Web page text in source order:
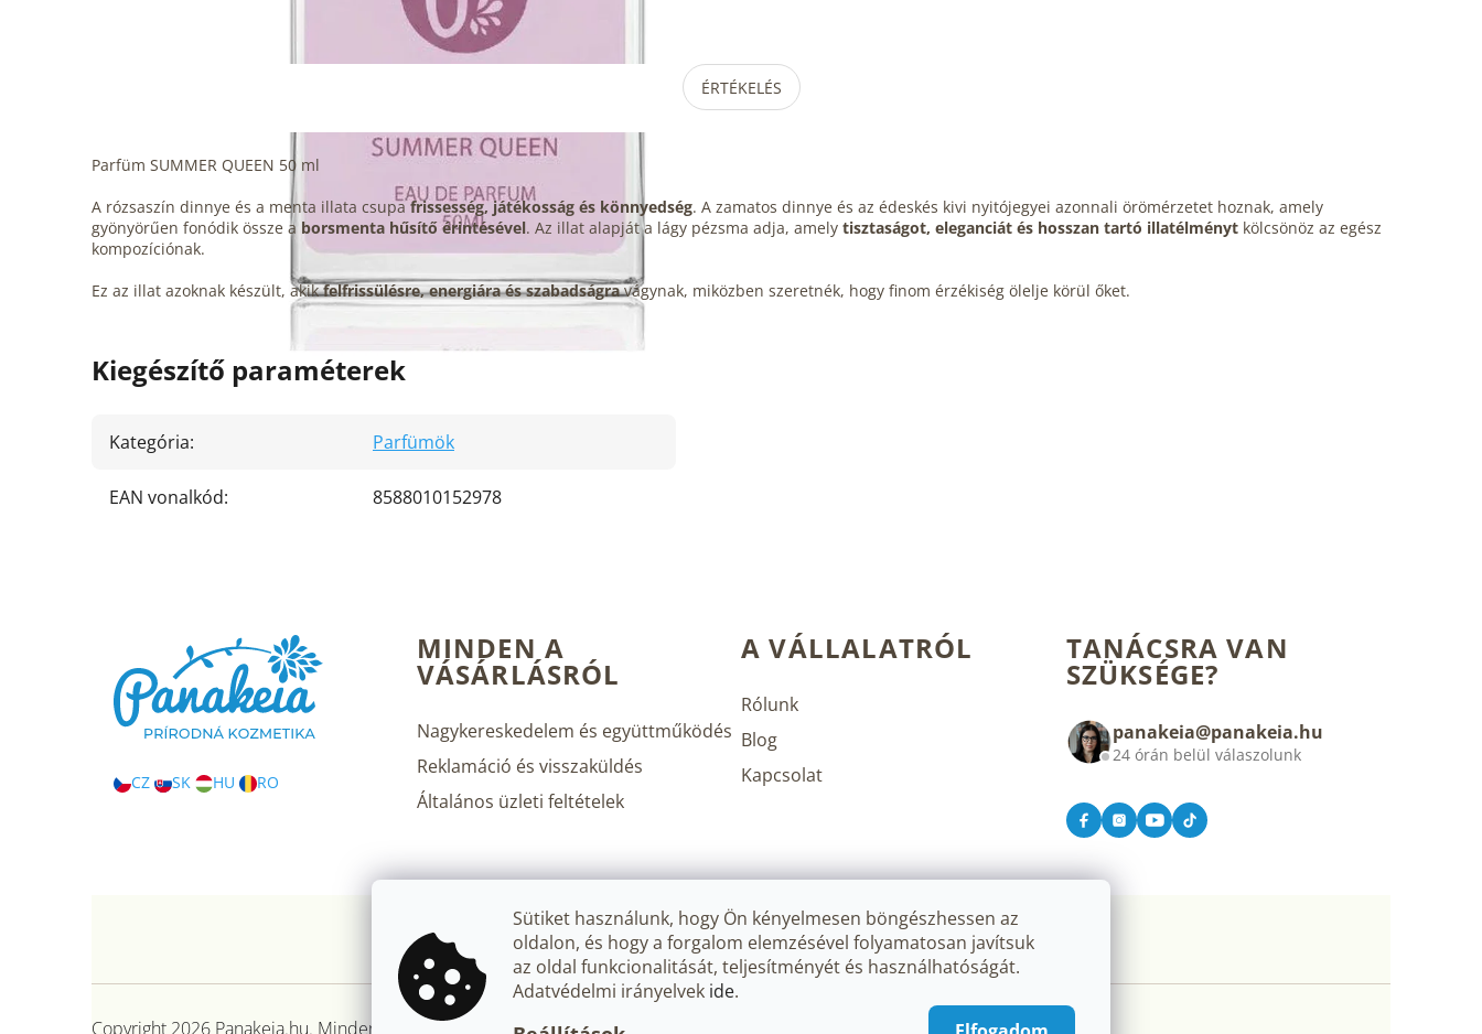
Sütiket használunk, hogy Ön kényelmesen böngészhessen az
oldalon, és hogy a forgalom elemzésével folyamatosan javítsuk
az oldal funkcionalitását, teljesítményét és használhatóságát.
Adatvédelmi irányelvek ide.
ÉRTÉKELÉS
Parfüm SUMMER QUEEN 50 ml
A rózsaszín dinnye és a menta illata csupafrissesség, játékosság és könnyedség. A zamatos dinnye és az édeskés kivi nyitójegyei azonnali örömérzetet hoznak, amely
gyönyörűen fonódik össze a borsmenta hűsítő érintésével. Az illat alapját a lágy pézsma adja, amely tisztaságot, eleganciát és hosszan tartó illatélményt kölcsönöz az egész
kompozíciónak.
Ez az illat azoknak készült, akikfelfrissülésre, energiára és szabadságravágynak, miközben szeretnék, hogy finom érzékiség ölelje körül őket.
Kiegészítő paraméterek
Kategória: Parfümök
EAN vonalkód: 8588010152978
CZ SK HU RO
MINDEN A
VÁSÁRLÁSRÓL
Nagykereskedelem és együttműködés
Reklamáció és visszaküldés
Általános üzleti feltételek
A VÁLLALATRÓL
Rólunk
Blog
Kapcsolat
TANÁCSRA VAN
SZÜKSÉGE?
panakeia@panakeia.hu
24 órán belül válaszolunk
Copyright 2026 Panakeia.hu. Minden jog fenntartva. Süti beállítások szerkesztése